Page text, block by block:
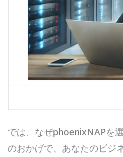
では、なぜphoenixNAPを
のおかげで、あなたのビジ